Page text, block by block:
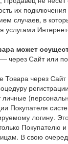
их
случаев, в
услугами
может
через Сайт или
Товара через
личные
Покупателя
логину.
Покупателю
В свою